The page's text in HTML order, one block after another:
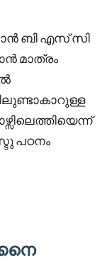
ബി എസ് സി
മാത്രം
പഠനം